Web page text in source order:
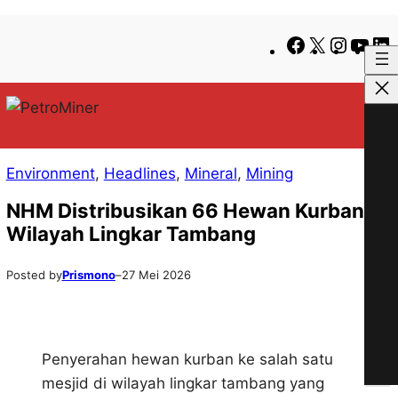
Facebook
X
Environment, Headlines, Mineral, Mining
NHM Distribusikan 66 Hewan Kurban di
Wilayah Lingkar Tambang
Posted byPrismono–27 Mei 2026
Penyerahan hewan kurban ke salah satu
mesjid di wilayah lingkar tambang yang